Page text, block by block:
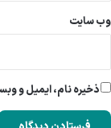
وب‌ سایت
ذخیره نام، ایمیل و